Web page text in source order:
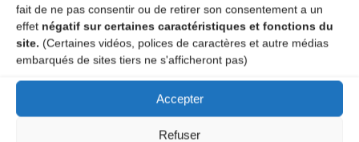
fait de ne pas consentir ou de retirer son consentement a un
effet négatif sur certaines caractéristiques et fonctions du
site. (Certaines vidéos, polices de caractères et autre médias
embarqués de sites tiers ne s'afficheront pas)
Accepter
Refuser
Laisser un
commentaire
obligatoires sont indiqués avec*